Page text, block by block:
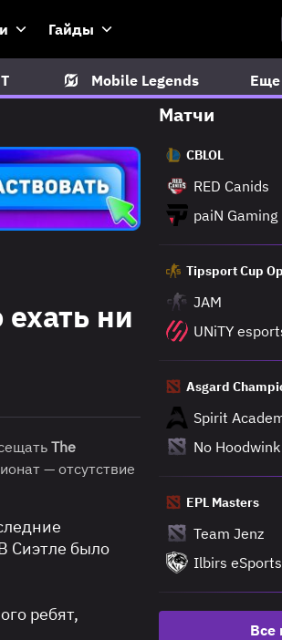
Гайды
Mobile Legends Еще
ни
The
— отсутствие
Сиэтле было
ребят,
Матчи
CBLOL
RED Canids
paiN Gaming
Tipsport Cup
JAM
UNiTY
Asgard
Spirit
No Hoodwink
EPL Masters
Team Jenz
Ilbirs eSports
Все